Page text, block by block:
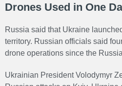
Drones Used in One
Russia said that Ukraine
territory. Russian officials said
drone operations since the
Ukrainian President Volodymyr